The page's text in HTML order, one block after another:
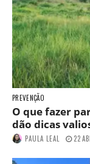
PREVENÇÃO
O que fazer
dão dicas
PAULA LEAL 22